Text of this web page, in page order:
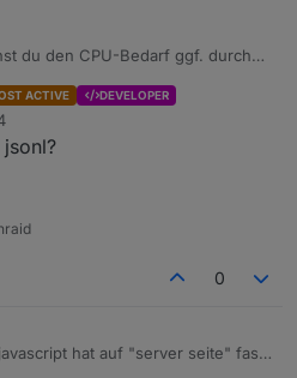
du den CPU-Bedarf ggf. durch
ACTIVE DEVELOPER
0
hat auf "server seite" fast